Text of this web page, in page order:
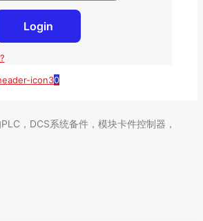
Login
0
，DCS系统备件，模块卡件控制器，